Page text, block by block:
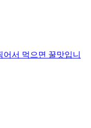
서 먹으면 꿀맛입니